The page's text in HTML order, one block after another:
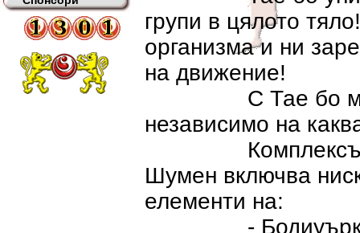
групи в цялото
организма и ни
на движение!
С Тае бо
независимо на
Комплексът
Шумен включва
елементи на:
- Бодиуърк